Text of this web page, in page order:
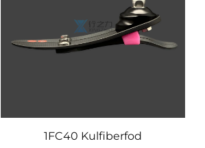
1FC40 Kulfiberfod